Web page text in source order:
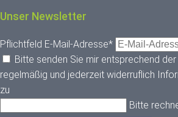
Unser Newsletter
Pflichtfeld E-Mail-Adresse*
Bitte senden Sie mir entsprechend der
regelmäßig und jederzeit widerruflich
zu
Bitte